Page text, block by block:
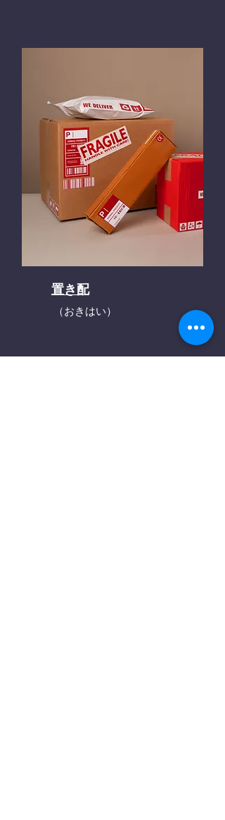
置き配
（おきはい）